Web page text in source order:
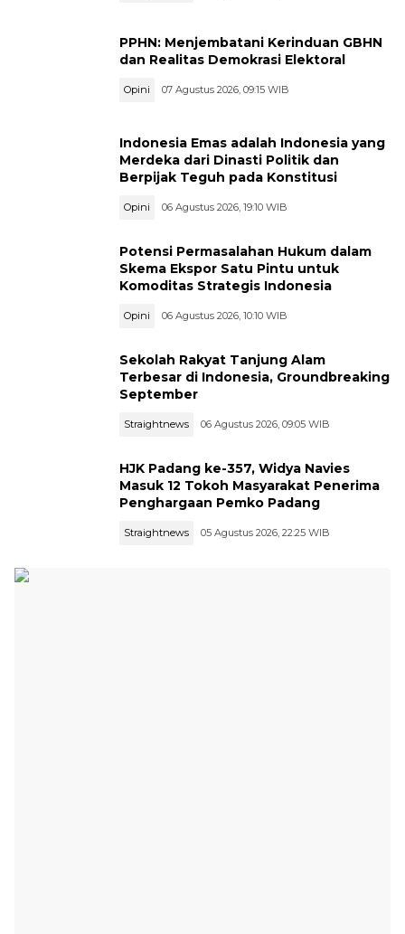
PPHN: Menjembatani Kerinduan GBHN
dan Realitas Demokrasi Elektoral
Opini 07 Agustus 2026, 09:15 WIB
Indonesia Emas adalah Indonesia yang
Merdeka dari Dinasti Politik dan
Berpijak Teguh pada Konstitusi
Opini 06 Agustus 2026, 19:10 WIB
Potensi Permasalahan Hukum dalam
Skema Ekspor Satu Pintu untuk
Komoditas Strategis Indonesia
Opini 06 Agustus 2026, 10:10 WIB
Sekolah Rakyat Tanjung Alam
Terbesar di Indonesia, Groundbreaking
September
Straightnews 06 Agustus 2026, 09:05 WIB
HJK Padang ke-357, Widya Navies
Masuk 12 Tokoh Masyarakat Penerima
Penghargaan Pemko Padang
Straightnews 05 Agustus 2026, 22:25 WIB